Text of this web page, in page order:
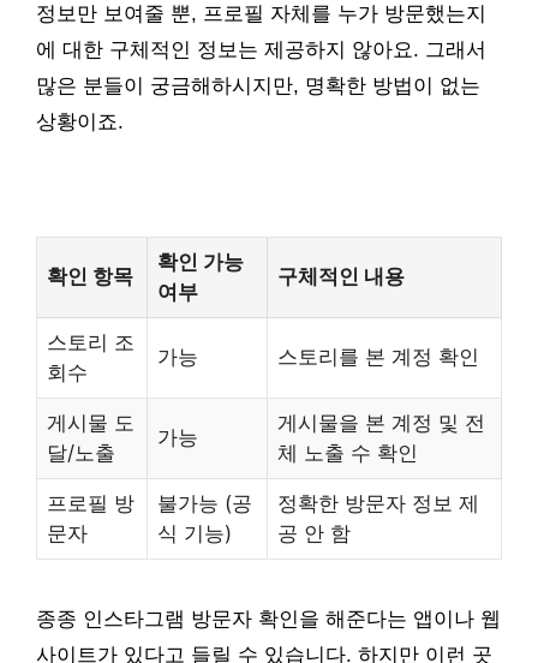
정보만 보여줄 뿐, 프로필 자체를 누가 방문했는지
에 대한 구체적인 정보는 제공하지 않아요. 그래서
많은 분들이 궁금해하시지만, 명확한 방법이 없는
상황이죠.
확인 항목
확인 가능
여부
구체적인 내용
스토리 조
회수
가능 스토리를 본 계정 확인
게시물 도
달/노출
가능
게시물을 본 계정 및 전
체 노출 수 확인
프로필 방
문자
불가능 (공
식 기능)
정확한 방문자 정보 제
공 안 함
종종 인스타그램 방문자 확인을 해준다는 앱이나 웹
사이트가 있다고 들릴 수 있습니다. 하지만 이런 곳